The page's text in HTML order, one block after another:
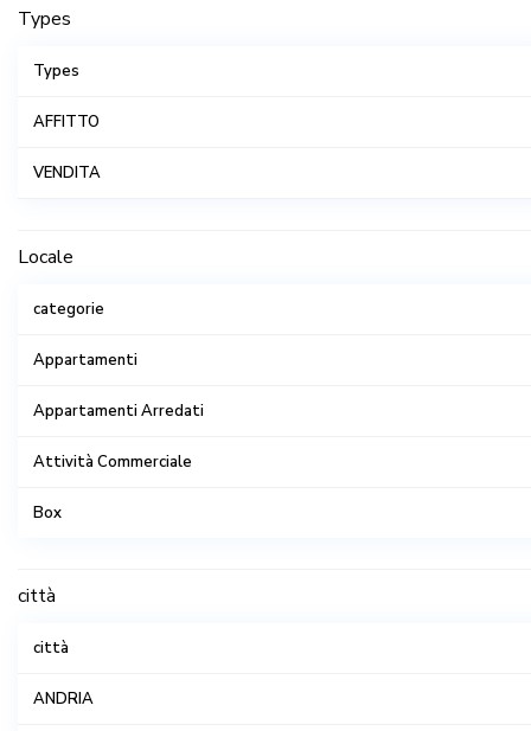
Types
Types
AFFITTO
VENDITA
Locale
categorie
Appartamenti
Appartamenti Arredati
Attività Commerciale
Box
città
città
ANDRIA